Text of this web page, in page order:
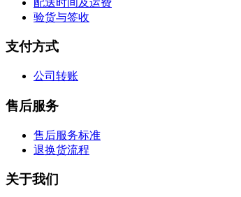
验货与签收
支付方式
公司转账
售后服务
售后服务标准
退换货流程
关于我们